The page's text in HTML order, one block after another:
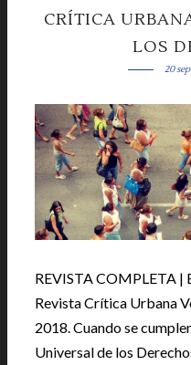
CRÍTICA
LOS
20
REVISTA COMPLETA |
Revista Crítica Urbana
2018. Cuando se
Universal de los